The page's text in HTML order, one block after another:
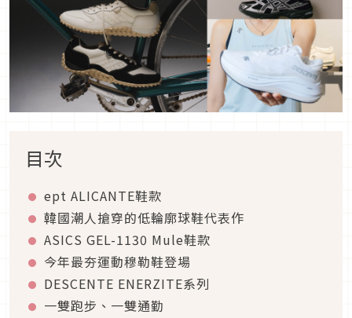
目次
ept ALICANTE鞋款
韓國潮人搶穿的低輪廓球鞋代表作
ASICS GEL-1130 Mule鞋款
今年最夯運動穆勒鞋登場
DESCENTE ENERZITE系列
一雙跑步、一雙通勤